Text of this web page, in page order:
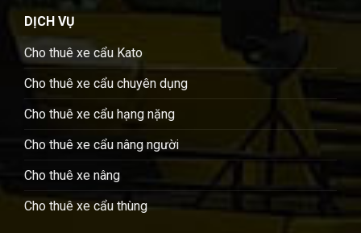
DỊCH VỤ
Cho thuê xe cẩu Kato
Cho thuê xe cẩu chuyên dụng
Cho thuê xe cẩu hạng nặng
Cho thuê xe cẩu nâng người
Cho thuê xe nâng
Cho thuê xe cẩu thùng